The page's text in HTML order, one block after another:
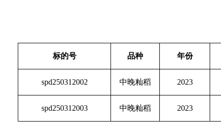
标的号 品种 年份
spd250312002 中晚籼稻 2023
spd250312003 中晚籼稻 2023